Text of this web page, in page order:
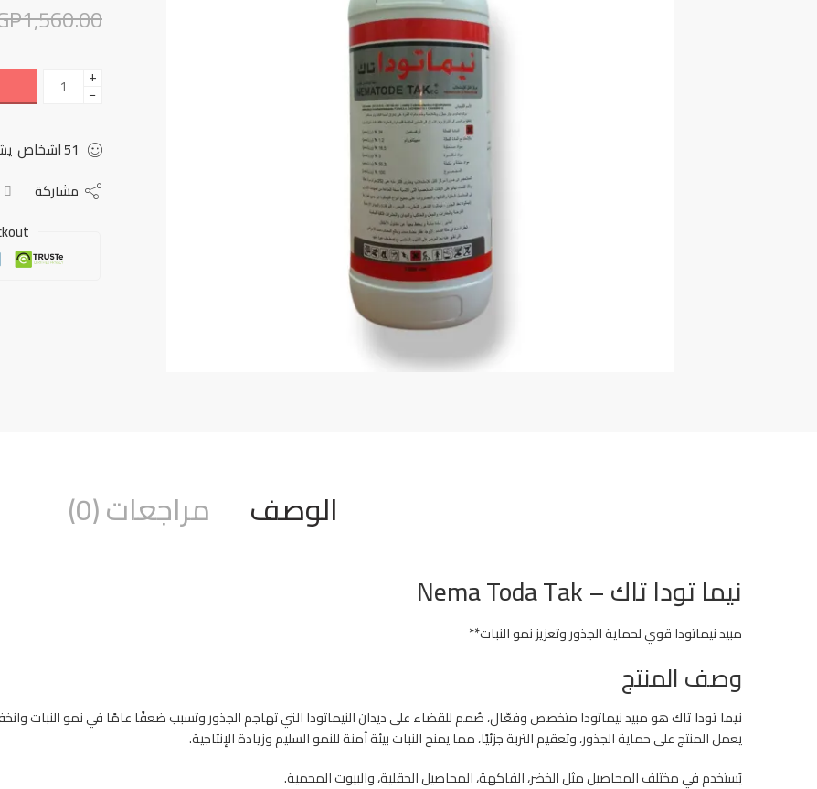
1,560.00
+
−
51اشخاص
مشاركة
الوصف مراجعات (0)
نيما تودا تاك – Nema Toda Tak
مبيد نيماتودا قوي لحماية الجذور وتعزيز نمو النبات**
وصف المنتج
نيما تودا تاكهو مبيد نيماتودا متخصص وفعّال، صُمم للقضاء على ديدان النيماتودا التي تهاجم الجذور وتسبب ضعفًا عامًا في نمو النبات
يعمل المنتج على حماية الجذور، وتعقيم التربة جزئيًا، مما يمنح النبات بيئة آمنة للنمو السليم وزيادة الإنتاجية.
يُستخدم في مختلف المحاصيل مثل الخضر، الفاكهة، المحاصيل الحقلية، والبيوت المحمية.